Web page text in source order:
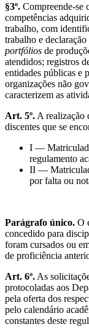
§3º. Compreende-se
competências
trabalho, com
trabalho e
portfólios de
atendidos; registros
entidades públicas e
organizações não
caracterizem as
Art. 5º. A realização
discentes que se
I —
regulamento
II —
por falta ou
Parágrafo único. O
concedido para
foram cursados ou
de proficiência
Art. 6º. As
protocoladas aos
pela oferta dos
pelo calendário
constantes deste